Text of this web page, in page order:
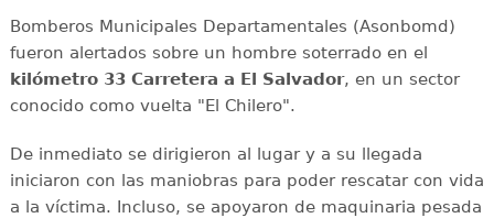
Bomberos Municipales Departamentales (Asonbomd)
fueron alertados sobre un hombre soterrado en el
kilómetro 33 Carretera a El Salvador, en un sector
conocido como vuelta "El Chilero".
De inmediato se dirigieron al lugar y a su llegada
iniciaron con las maniobras para poder rescatar con vida
a la víctima. Incluso, se apoyaron de maquinaria pesada